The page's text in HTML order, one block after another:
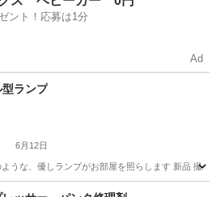
ント！応募は1分
Ad
ランプ
6月12日
うな、優しランプがお部屋を照らします 新品 撮影
生活家電